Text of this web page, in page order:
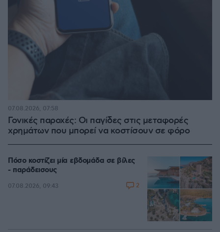
Γονικές παροχές: Οι παγίδες στις μεταφορές
χρημάτων που μπορεί να κοστίσουν σε φόρο
07.08.2026, 07:58
Πόσο κοστίζει μία εβδομάδα σε βίλες
- παράδεισους
07.08.2026, 09:43 2